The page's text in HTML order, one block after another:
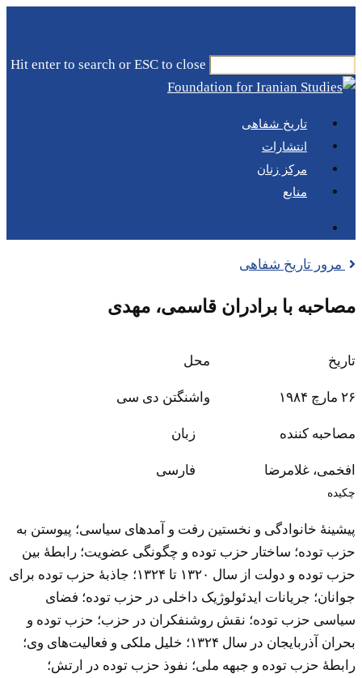
main
content
Hit enter to search or ESC to close
Close
جستجو
Menu
تاریخ شفاهی
انتشارات
مرکز زنان
منابع
مرور تاریخ شفاهی
مصاحبه با برادران قاسمی، مهدی
تاریخ
۲۶ مارچ ۱۹۸۴
محل
واشنگتن دی سی
مصاحبه کننده
افخمی، غلامرضا
زبان
فارسی
چکیده
پیشینۀ خانوادگی و نخستین رفت و آمدهای سیاسی‌؛ پیوستن به
حزب توده‌؛ ساختار حزب توده و چگونگی عضویت‌؛ رابطۀ بین
حزب توده و دولت از سال ۱۳۲۰ تا ۱۳۲۴‌؛ جاذبۀ حزب توده برای
جوانان‌؛ جریانات ایدئولوژیک داخلی در حزب توده‌؛ فضای
سیاسی حزب توده‌؛ نقش روشنفکران در حزب‌؛ حزب توده و
بحران آذربایجان در سال ۱۳۲۴‌؛ خلیل ملکی و فعالیت‌های وی‌؛
رابطۀ حزب توده و جبهه ملی‌؛ نفوذ حزب توده در ارتش‌؛